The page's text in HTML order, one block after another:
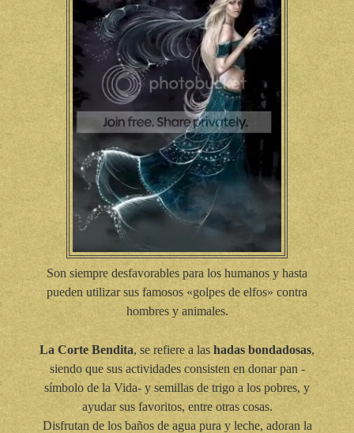
Son siempre desfavorables para los humanos y hasta
pueden utilizar sus famosos «golpes de elfos» contra
hombres y animales.
La Corte Bendita, se refiere a las hadas bondadosas,
siendo que sus actividades consisten en donar pan -
símbolo de la Vida- y semillas de trigo a los pobres, y
ayudar sus favoritos, entre otras cosas.
Disfrutan de los baños de agua pura y leche, adoran la